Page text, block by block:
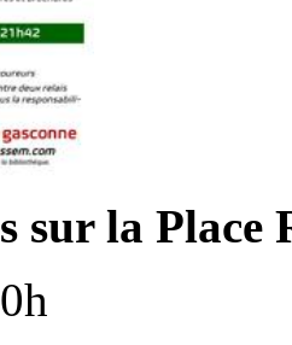
sur la Place